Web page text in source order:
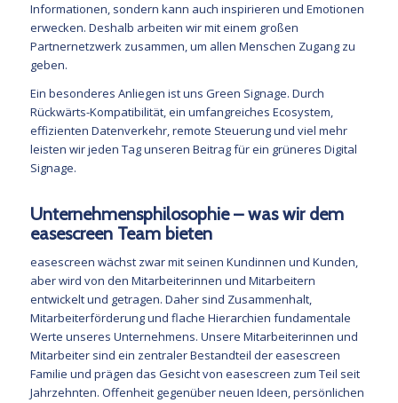
Informationen, sondern kann auch inspirieren und Emotionen
erwecken. Deshalb arbeiten wir mit einem großen
Partnernetzwerk zusammen, um allen Menschen Zugang zu
geben.
Ein besonderes Anliegen ist uns Green Signage. Durch
Rückwärts-Kompatibilität, ein umfangreiches Ecosystem,
effizienten Datenverkehr, remote Steuerung und viel mehr
leisten wir jeden Tag unseren Beitrag für ein grüneres Digital
Signage.
Unternehmensphilosophie – was wir dem
easescreen Team bieten
easescreen wächst zwar mit seinen Kundinnen und Kunden,
aber wird von den Mitarbeiterinnen und Mitarbeitern
entwickelt und getragen. Daher sind Zusammenhalt,
Mitarbeiterförderung und flache Hierarchien fundamentale
Werte unseres Unternehmens. Unsere Mitarbeiterinnen und
Mitarbeiter sind ein zentraler Bestandteil der easescreen
Familie und prägen das Gesicht von easescreen zum Teil seit
Jahrzehnten. Offenheit gegenüber neuen Ideen, persönlichen